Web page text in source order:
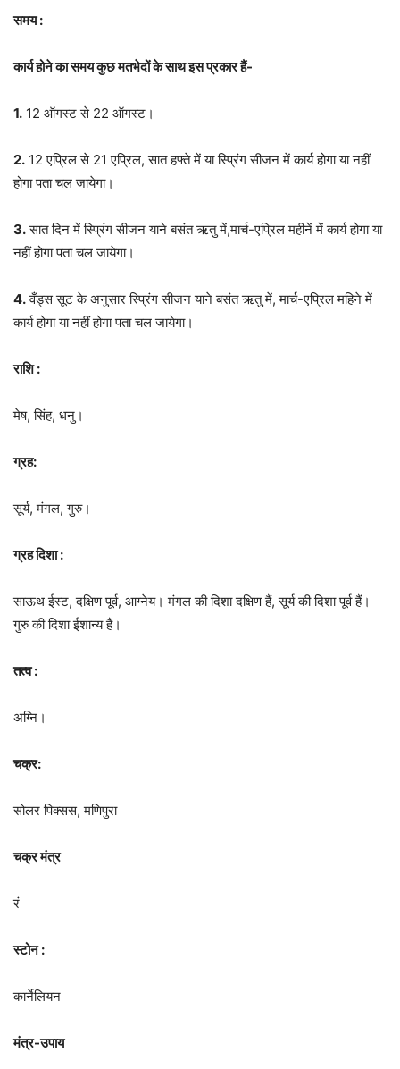
समय :
कार्य होने का समय कुछ मतभेदों के साथ इस प्रकार हैं-
1. 12 ऑगस्ट से 22 ऑगस्ट।
2. 12 एप्रिल से 21 एप्रिल, सात हफ्ते में या स्प्रिंग सीजन में कार्य होगा या नहीं
होगा पता चल जायेगा।
3.सात दिन में स्प्रिंग सीजन याने बसंत ऋतु में,मार्च-एप्रिल महीनें में कार्य होगा या
नहीं होगा पता चल जायेगा।
4.वँड्स सूट के अनुसार स्प्रिंग सीजन याने बसंत ऋतु में, मार्च-एप्रिल महिने में
कार्य होगा या नहीं होगा पता चल जायेगा।
राशि :
मेष, सिंह, धनु।
ग्रह:
सूर्य, मंगल, गुरु।
ग्रह दिशा :
साऊथ ईस्ट, दक्षिण पूर्व, आग्नेय। मंगल की दिशा दक्षिण हैं, सूर्य की दिशा पूर्व हैं।
गुरु की दिशा ईशान्य हैं।
तत्व :
अग्नि।
चक्र:
सोलर पिक्सस, मणिपुरा
चक्र मंत्र
रं
स्टोन :
कार्नेलियन
मंत्र-उपाय